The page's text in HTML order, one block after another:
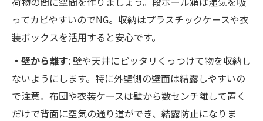
ってカビやすいのでNG。収納はプラスチックケースや衣
装ボックスを活用すると安心です。
・壁から離す: 壁や天井にピッタリくっつけて物を収納し
ないようにします。特に外壁側の壁面は結露しやすいの
で注意。布団や衣装ケースは壁から数センチ離して置く
だけで背面に空気の通り道ができ、結露防止になりま